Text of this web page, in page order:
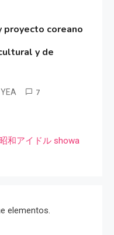
proyecto coreano
y de
7
和アイドル showa
elementos.